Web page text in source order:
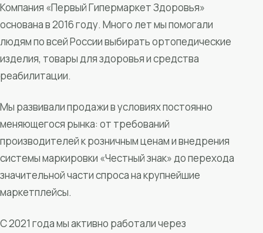
Компания «Первый Гипермаркет Здоровья»
основана в 2016 году. Много лет мы помогали
людям по всей России выбирать ортопедические
изделия, товары для здоровья и средства
реабилитации.
Мы развивали продажи в условиях постоянно
меняющегося рынка: от требований
производителей к розничным ценам и внедрения
системы маркировки «Честный знак» до перехода
значительной части спроса на крупнейшие
маркетплейсы.
С 2021 года мы активно работали через